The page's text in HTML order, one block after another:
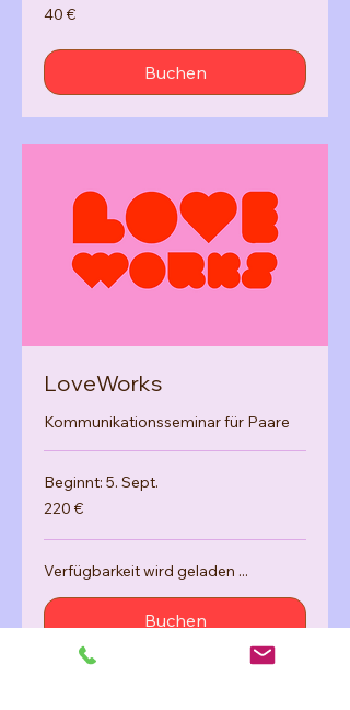
40
Euro
40 €
Buchen
LoveWorks
Kommunikationsseminar für Paare
Beginnt: 5. Sept.
220
Euro
220 €
Verfügbarkeit wird geladen ...
Buchen